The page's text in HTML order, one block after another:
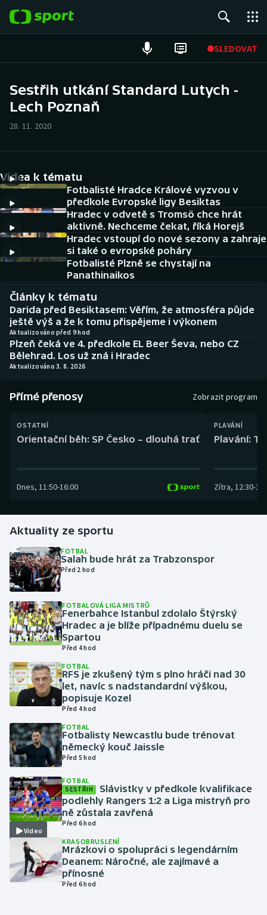
SLEDOVAT
Hokej
Cyklistika
DALŠÍ SPORTY
Americký fotbal
Baseball a softbal
Basketbal
Biatlon
Boby a skeleton
Box
Curling
Golf
Gymnastika
Házená
Jezdectví
Judo
Krasobruslení
Lezení
Lyže a snowboard
Moderní pětiboj
Motorsport
Olympijské hry
Parasport
Plavání
NEPŘEHLÉDNĚTE
Historické návraty
Aplikace ČT sport
AZ kvíz
Sestřih utkání Standard Lutych -
Lech Poznaň
28. 11. 2020
Videa k tématu
Fotbalisté Hradce Králové vyzvou v
předkole Evropské ligy Besiktas
Hradec v odvetě s Tromsö chce hrát
aktivně. Nechceme čekat, říká Horejš
Hradec vstoupí do nové sezony a zahraje
si také o evropské poháry
Fotbalisté Plzně se chystají na
Panathinaikos
Články k tématu
Darida před Besiktasem: Věřím, že atmosféra půjde
ještě výš a že k tomu přispějeme i výkonem
Aktualizováno před 9 hod
Plzeň čeká ve 4. předkole EL Beer Ševa, nebo CZ
Bělehrad. Los už zná i Hradec
Aktualizováno 3. 8. 2026
Přímé přenosy Zobrazit program
OSTATNÍ
Orientační běh: SP Česko – dlouhá trať
Dnes, 11:50-16:00
PLAVÁNÍ
Plavání:
Zítra, 12:30-
Aktuality ze sportu
FOTBAL
Salah bude hrát za Trabzonspor
Před 2 hod
FOTBALOVÁ LIGA MISTRŮ
Fenerbahce Istanbul zdolalo Štýrský
Hradec a je blíže případnému duelu se
Spartou
Před 4 hod
FOTBAL
RFS je zkušený tým s plno hráči nad 30
let, navíc s nadstandardní výškou,
popisuje Kozel
Před 4 hod
FOTBAL
Fotbalisty Newcastlu bude trénovat
německý kouč Jaissle
Před 5 hod
Video
FOTBAL
SESTŘIH
Slávistky v předkole kvalifikace
podlehly Rangers 1:2 a Liga mistryň pro
ně zůstala zavřená
Před 6 hod
KRASOBRUSLENÍ
Mrázkovi o spolupráci s legendárním
Deanem: Náročné, ale zajímavé a
přínosné
Před 6 hod